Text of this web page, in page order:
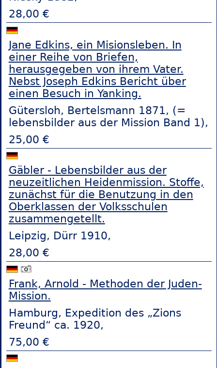
28,00 €
Jane Edkins, ein Misionsleben. In
einer Reihe von Briefen,
herausgegeben von ihrem Vater.
Nebst Joseph Edkins Bericht über
einen Besuch in Yanking.
Gütersloh, Bertelsmann 1871, (=
lebensbilder aus der Mission Band 1),
25,00 €
Gäbler - Lebensbilder aus der
neuzeitlichen Heidenmission. Stoffe,
zunächst für die Benutzung in den
Oberklassen der Volksschulen
zusammengetellt.
Leipzig, Dürr 1910,
28,00 €
Frank, Arnold - Methoden der Juden-
Mission.
Hamburg, Expedition des „Zions
Freund“ ca. 1920,
75,00 €